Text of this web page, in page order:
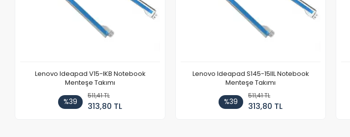
Lenovo Ideapad V15-IKB Notebook
Menteşe Takımı
%39
511,41 TL
313,80 TL
Lenovo Ideapad S145-15IIL Notebook
Menteşe Takımı
%39
511,41 TL
313,80 TL